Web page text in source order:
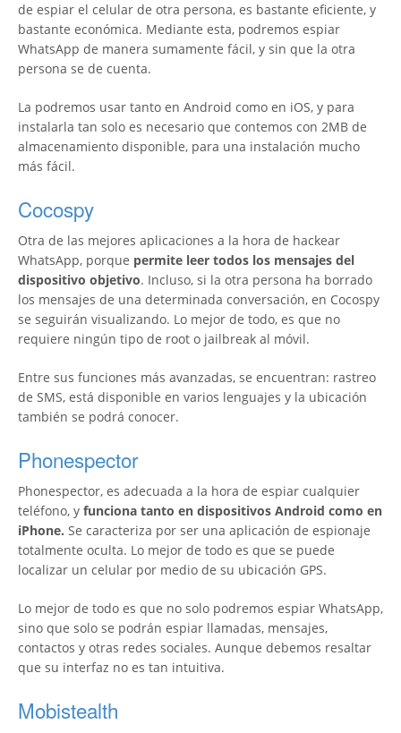
de espiar el celular de otra persona, es bastante eficiente, y
bastante económica. Mediante esta, podremos espiar
WhatsApp de manera sumamente fácil, y sin que la otra
persona se de cuenta.
La podremos usar tanto en Android como en iOS, y para
instalarla tan solo es necesario que contemos con 2MB de
almacenamiento disponible, para una instalación mucho
más fácil.
Cocospy
Otra de las mejores aplicaciones a la hora de hackear
WhatsApp, porque permite leer todos los mensajes del
dispositivo objetivo. Incluso, si la otra persona ha borrado
los mensajes de una determinada conversación, en Cocospy
se seguirán visualizando. Lo mejor de todo, es que no
requiere ningún tipo de root o jailbreak al móvil.
Entre sus funciones más avanzadas, se encuentran: rastreo
de SMS, está disponible en varios lenguajes y la ubicación
también se podrá conocer.
Phonespector
Phonespector, es adecuada a la hora de espiar cualquier
teléfono, y funciona tanto en dispositivos Android como en
iPhone. Se caracteriza por ser una aplicación de espionaje
totalmente oculta. Lo mejor de todo es que se puede
localizar un celular por medio de su ubicación GPS.
Lo mejor de todo es que no solo podremos espiar WhatsApp,
sino que solo se podrán espiar llamadas, mensajes,
contactos y otras redes sociales. Aunque debemos resaltar
que su interfaz no es tan intuitiva.
Mobistealth